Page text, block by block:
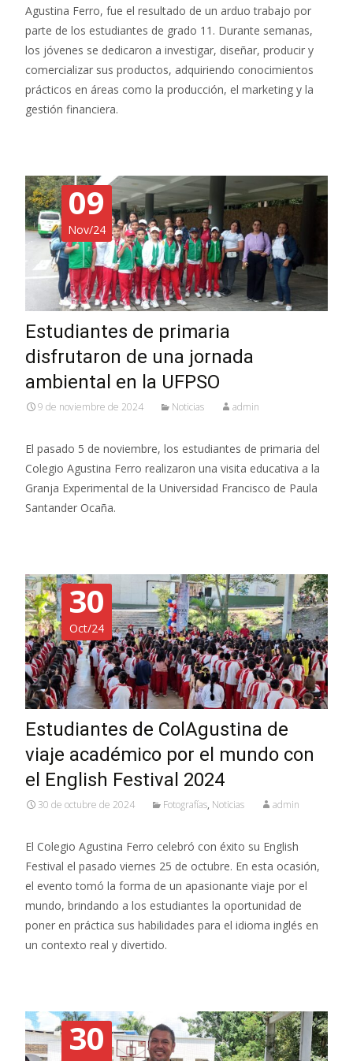
Agustina Ferro, fue el resultado de un arduo trabajo por
parte de los estudiantes de grado 11. Durante semanas,
los jóvenes se dedicaron a investigar, diseñar, producir y
comercializar sus productos, adquiriendo conocimientos
prácticos en áreas como la producción, el marketing y la
gestión financiera.
09
Nov/24
Estudiantes de primaria
disfrutaron de una jornada
ambiental en la UFPSO
9 de noviembre de 2024 Noticias admin
El pasado 5 de noviembre, los estudiantes de primaria del
Colegio Agustina Ferro realizaron una visita educativa a la
Granja Experimental de la Universidad Francisco de Paula
Santander Ocaña.
30
Oct/24
Estudiantes de ColAgustina de
viaje académico por el mundo con
el English Festival 2024
30 de octubre de 2024 Fotografías, Noticias admin
El Colegio Agustina Ferro celebró con éxito su English
Festival el pasado viernes 25 de octubre. En esta ocasión,
el evento tomó la forma de un apasionante viaje por el
mundo, brindando a los estudiantes la oportunidad de
poner en práctica sus habilidades para el idioma inglés en
un contexto real y divertido.
30